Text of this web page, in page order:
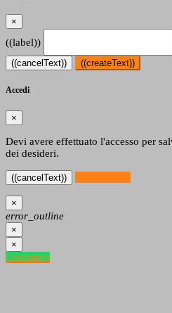
×
((label))
((cancelText)) ((createText))
Accedi
×
Devi avere effettuato l'accesso per
dei desideri.
((cancelText))
×
error_outline
×
×
Contattaci